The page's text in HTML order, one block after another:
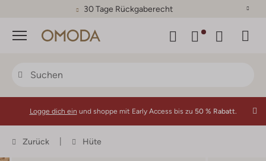
30 Tage Rückgaberecht
Menü
Logge dich ein und shoppe mit Early Access bis zu 50 % Rabatt.
Zurück Hüte